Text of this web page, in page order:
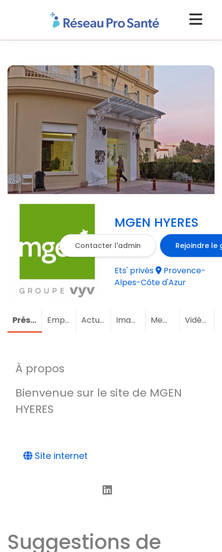
MGEN HYERES
Contacter l'admin Rejoindre le
Ets' privés
Provence-
Alpes-Côte d'Azur
Présentation Emploi Actualités Images Membres Vidéos
À propos
Bienvenue sur le site de MGEN
HYERES
Site internet
Suggestions de